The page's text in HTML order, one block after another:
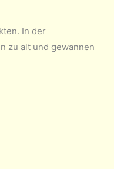
In der
zu alt und gewannen